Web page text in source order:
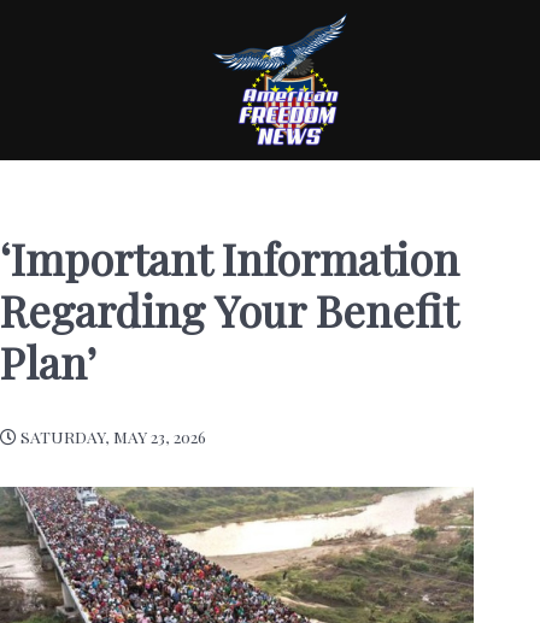
‘Important Information
Regarding Your Benefit
Plan’
SATURDAY, MAY 23, 2026